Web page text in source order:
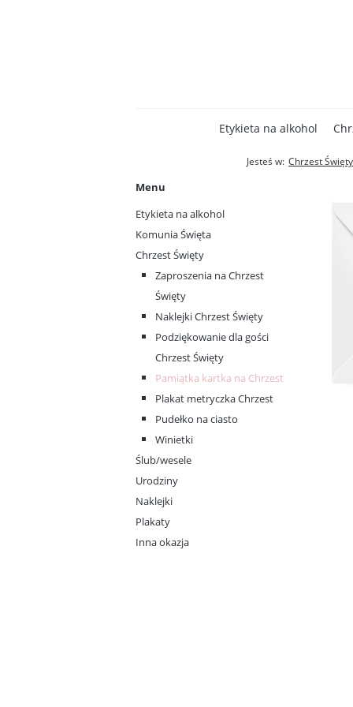
Etykieta na alkohol
Jesteś w: Chrzest Święty
Menu
Etykieta na alkohol
Komunia Święta
Chrzest Święty
Zaproszenia na Chrzest
Święty
Naklejki Chrzest Święty
Podziękowanie dla gości
Chrzest Święty
Pamiątka kartka na Chrzest
Plakat metryczka Chrzest
Pudełko na ciasto
Winietki
Ślub/wesele
Urodziny
Naklejki
Plakaty
Inna okazja